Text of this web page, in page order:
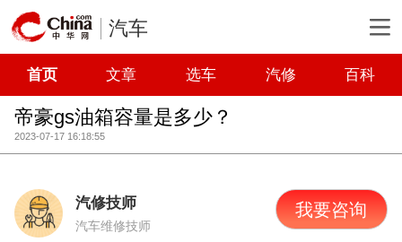
汽车
首页 文章 选车 汽修 百科
帝豪gs油箱容量是多少？
2023-07-17 16:18:55
汽修技师
汽车维修技师
我要咨询